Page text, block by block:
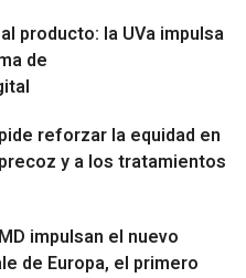
producto: la UVa impulsa
de
reforzar la equidad en
y a los tratamientos
impulsan el nuevo
de Europa, el primero